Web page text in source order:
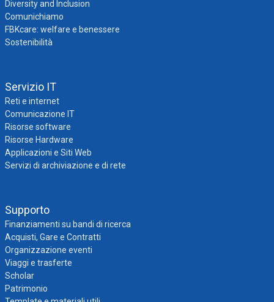
Diversity and Inclusion
Comunichiamo
FBKcare: welfare e benessere
Sostenibilità
Servizio IT
Reti e internet
Comunicazione IT
Risorse software
Risorse Hardware
Applicazioni e Siti Web
Servizi di archiviazione e di rete
Supporto
Finanziamenti su bandi di ricerca
Acquisti, Gare e Contratti
Organizzazione eventi
Viaggi e trasferte
Scholar
Patrimonio